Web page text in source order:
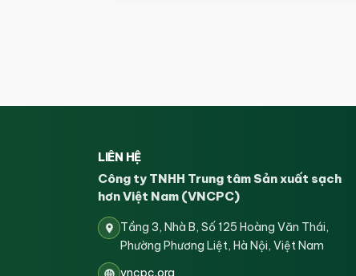
LIÊN HỆ
Công ty TNHH Trung tâm Sản xuất sạch
hơn Việt Nam (VNCPC)
Tầng 3, Nhà B, Số 125 Hoàng Văn Thái,
Phường Phương Liệt, Hà Nội, Việt Nam
vncpc.org